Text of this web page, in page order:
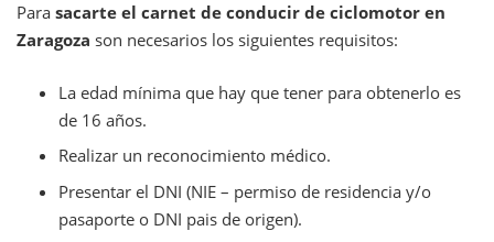
Para sacarte el carnet de conducir de ciclomotor en
Zaragoza son necesarios los siguientes requisitos:
La edad mínima que hay que tener para obtenerlo es
de 16 años.
Realizar un reconocimiento médico.
Presentar el DNI (NIE – permiso de residencia y/o
pasaporte o DNI pais de origen).